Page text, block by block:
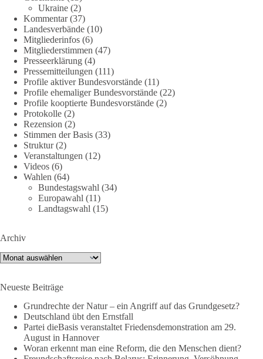
239 36 60
DieBasis
21 Stunden zuvor
🕊 Wir wollen den Krieg mit Russland nicht!
Am 20. Juni 2026 fand in Berlin am Brandenburger Tor die
Demonstration mit dem Motto „Russland ist nicht unser
Feind“ statt.
Hier ein Auszug aus der Rede von der
Bundestagsabgeordneten Sevim Dağdelen (BSW).
„Wir müssen Nein sagen zu diesem stinkenden
👉 Hier geht es zum vollständigen Video:
https://www.youtube.com/live/a9hOswSNg4I?
🟩🟩🟦🟦🟥🟥🟧🟧
❤️ Wir freuen uns über deine Unterstützung:
https://diebasis.de/spenden/
Ukraine (2)
Kommentar(37)
Landesverbände (10)
Mitgliederinfos (6)
Mitgliederstimmen (47)
Presseerklärung (4)
Pressemitteilungen (111)
Profile aktiver Bundesvorstände (11)
Profile ehemaliger Bundesvorstände (22)
Profile kooptierte Bundesvorstände (2)
Protokolle (2)
Rezension (2)
Stimmen der Basis (33)
Struktur(2)
Veranstaltungen (12)
Videos (6)
Wahlen (64)
Bundestagswahl (34)
Europawahl (11)
Landtagswahl (15)
Archiv
Archiv
Neueste Beiträge
Grundrechte der Natur – ein Angriff auf das Grundgesetz?
Deutschland übt den Ernstfall
Partei dieBasis veranstaltet Friedensdemonstration am 29.
August in Hannover
Woran erkennt man eine Reform, die den Menschen dient?